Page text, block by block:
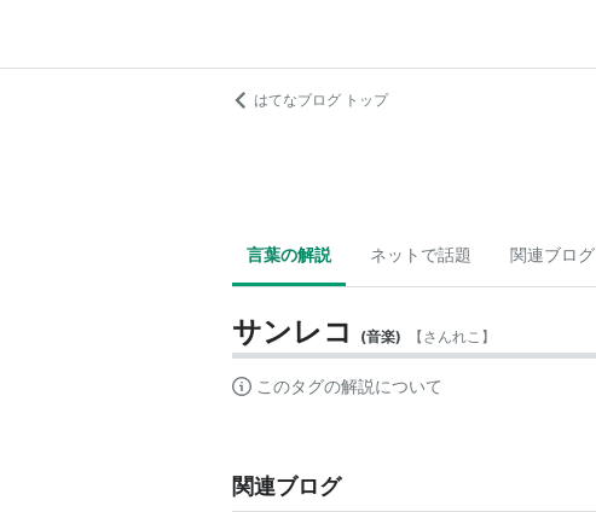
はてなブログ トップ
言葉の解説 ネットで話題 関連ブログ
サンレコ (音楽) 【さんれこ 】
このタグの解説について
関連ブログ